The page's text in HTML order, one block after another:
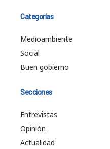
Categorías
Medioambiente
Social
Buen gobierno
Secciones
Entrevistas
Opinión
Actualidad